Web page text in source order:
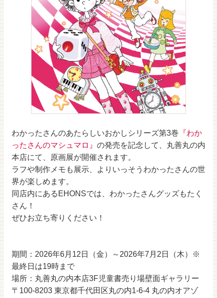
わかったさんのあたらしいおかしシリーズ第3巻 『わか
ったさんのマシュマロ』 の発売を記念して、丸善丸の内
本店にて、原画展が開催されます。
ラフや制作メモも展示、よりいっそうわかったさんの世
界が楽しめます。
同店内にあるEHONSでは、わかったさんグッズもたく
さん！
ぜひお立ち寄りください！
期間：2026年6月12日（金）～2026年7月2日（木）※
最終日は19時まで
場所：丸善丸の内本店3F児童書売り場壁面ギャラリー
〒100-8203 東京都千代田区丸の内1-6-4 丸の内オアゾ